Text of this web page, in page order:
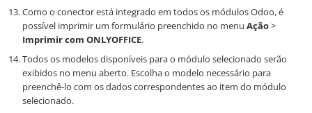
Como o conector está integrado em todos os módulos Odoo, é
possível imprimir um formulário preenchido no menu Ação>
Imprimir com ONLYOFFICE.
Todos os modelos disponíveis para o módulo selecionado serão
exibidos no menu aberto. Escolha o modelo necessário para
preenchê-lo com os dados correspondentes ao item do módulo
selecionado.